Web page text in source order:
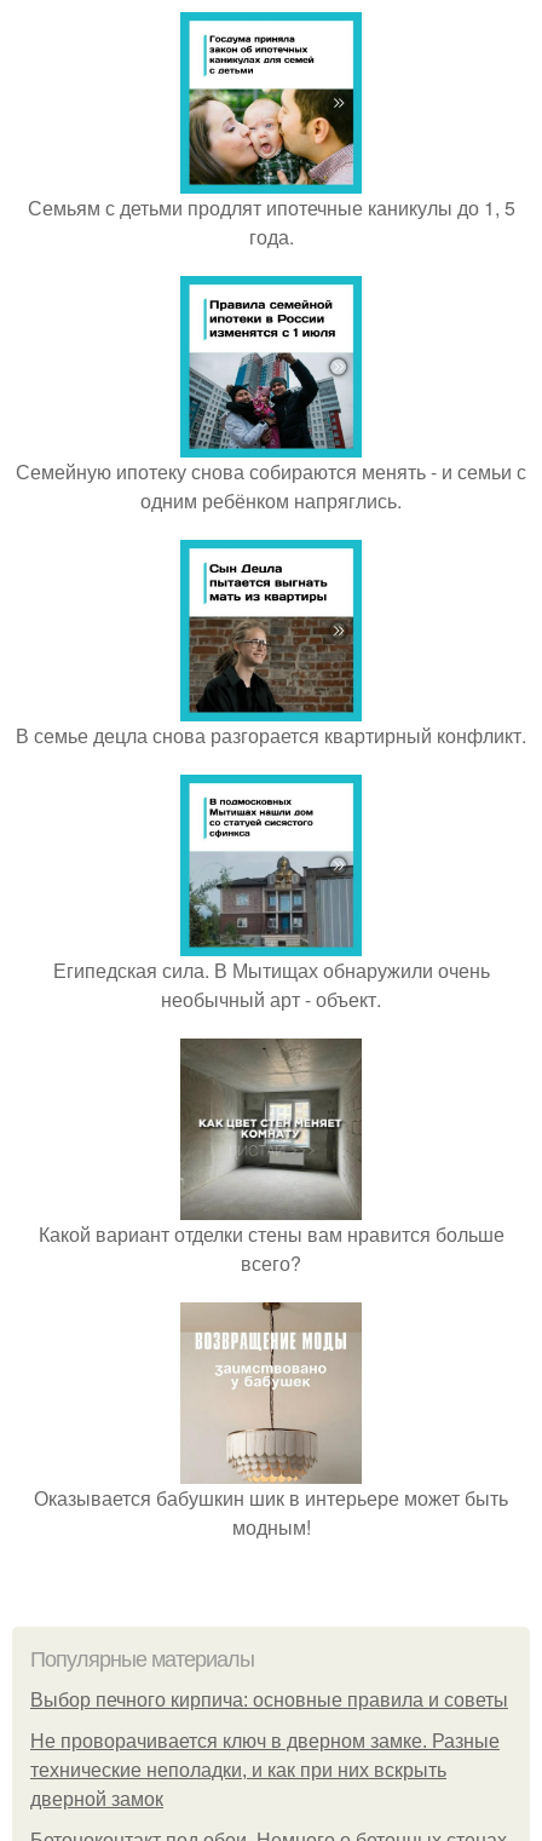
Семьям с детьми продлят ипотечные каникулы до 1, 5
года.
Семейную ипотеку снова собираются менять - и семьи с
одним ребёнком напряглись.
В семье децла снова разгорается квартирный конфликт.
Египедская сила. В Мытищах обнаружили очень
необычный арт - объект.
Какой вариант отделки стены вам нравится больше
всего?
Оказывается бабушкин шик в интерьере может быть
модным!
Популярные материалы
Выбор печного кирпича: основные правила и советы
Не проворачивается ключ в дверном замке. Разные
технические неполадки, и как при них вскрыть
дверной замок